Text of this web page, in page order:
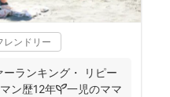
レンドリー
ランキング・ リピー
ン歴12年🌱一児のママ